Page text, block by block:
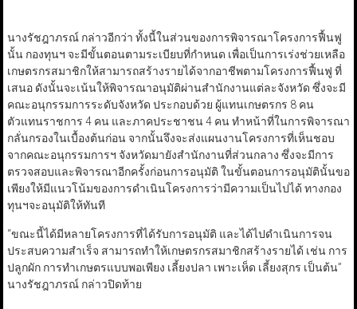
นางรัชฎาภรณ์ กล่าวอีกว่า ทั้งนี้ในส่วนของการพิจารณาโครงการฟื้นฟู
นั้น กองทุนฯ จะมีขั้นตอนตามระเบียบที่กำหนด เพื่อเป็นการเร่งช่วยเหลือ
เกษตรกรสมาชิกให้สามารถสร้างรายได้จากอาชีพตามโครงการฟื้นฟู ที่
เสนอ ดังนั้นจะเน้นให้พิจารณาอนุมัติผ่านสำนักงานแต่ละจังหวัด ซึ่งจะมี
คณะอนุกรรมการระดับจังหวัด ประกอบด้วย ผู้แทนเกษตรกร 8 คน
ตัวแทนราชการ 4 คน และภาคประชาชน 4 คน ทำหน้าที่ในการพิจารณา
กลั่นกรองในเบื้องต้นก่อน จากนั้นจึงจะส่งแผนงานโครงการที่เห็นชอบ
จากคณะอนุกรรมการฯ จังหวัดมายังสำนักงานที่ส่วนกลาง ซึ่งจะมีการ
ตรวจสอบและพิจารณาอีกครั้งก่อนการอนุมัติ ในขั้นตอนการอนุมัตินั้นขอ
เพียงให้มีแนวโน้มของการดำเนินโครงการว่ามีความเป็นไปได้ ทางกอง
ทุนฯจะอนุมัติให้ทันที
“ขณะนี้ได้มีหลายโครงการที่ได้รับการอนุมัติ และได้ไปดำเนินการจน
ประสบความสำเร็จ สามารถทำให้เกษตรกรสมาชิกสร้างรายได้ เช่น การ
ปลูกผัก การทำเกษตรแบบพอเพียง เลี้ยงปลา เพาะเห็ด เลี้ยงสุกร เป็นต้น”
นางรัชฎาภรณ์ กล่าวปิดท้าย